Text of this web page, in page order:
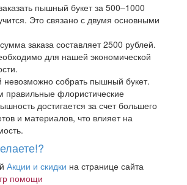
пышный букет за 500–1000
Это связано с двумя основными
заказа составляет 2500 рублей.
для нашей экономической
невозможно собрать пышный букет.
правильные флористические
достигается за счет большего
и материалов, что влияет на
Акции и скидки на странице сайта
помощи